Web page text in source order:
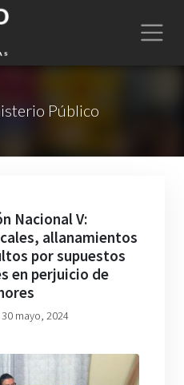
Público
Nacional V:
allanamientos
por supuestos
en perjuicio de
mayo, 2024